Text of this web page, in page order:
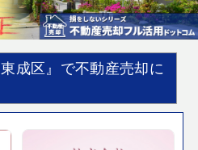
成区』で不動産売却に